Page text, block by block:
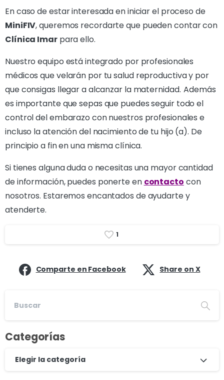
En caso de estar interesada en iniciar el proceso de
MiniFIV, queremos recordarte que pueden contar con
Clínica Imarpara ello.
Nuestro equipo está integrado por profesionales
médicos que velarán por tu salud reproductiva y por
que consigas llegar a alcanzar la maternidad. Además
es importante que sepas que puedes seguir todo el
control del embarazo con nuestros profesionales e
incluso la atención del nacimiento de tu hijo (a). De
principio a fin en una misma clínica.
Si tienes alguna duda o necesitas una mayor cantidad
de información, puedes ponerte en contacto con
nosotros. Estaremos encantados de ayudarte y
atenderte.
1
Comparte en Facebook Share on X
Categorías
Elegir la categoría